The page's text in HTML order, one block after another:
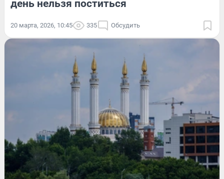
день нельзя поститься
20 марта, 2026, 10:45 335 Обсудить